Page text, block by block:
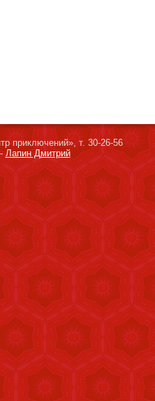
приключений», т. 30-26-56
Лапин Дмитрий